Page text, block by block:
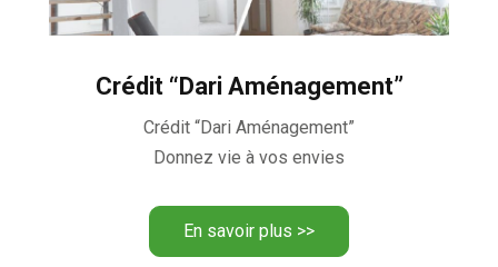
Crédit “Dari Aménagement”
Crédit “Dari Aménagement”
Donnez vie à vos envies
En savoir plus >>